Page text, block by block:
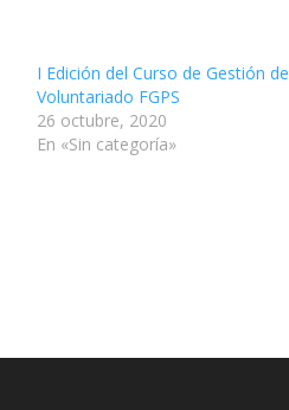
I Edición del Curso de Gestión de
Voluntariado FGPS
26 octubre, 2020
En «Sin categoría»